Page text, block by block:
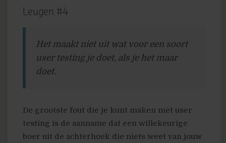
Leugen #4
Het maakt niet uit wat voor een soort
user testing je doet, als je het maar
doet.
De grootste fout die je kunt maken met user
testing is de aanname dat een willekeurige
boer uit de achterhoek die niets weet van jouw